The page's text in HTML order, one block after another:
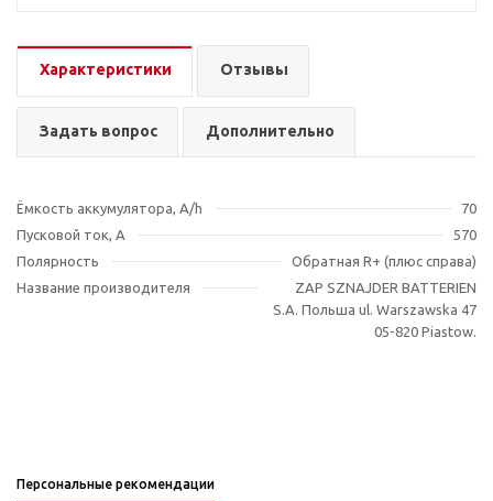
Характеристики Отзывы
Задать вопрос Дополнительно
Ёмкость аккумулятора, A/h
70
Пусковой ток, А
570
Полярность
Обратная R+ (плюс справа)
Название производителя
ZAP SZNAJDER BATTERIEN
S.A. Польша ul. Warszawska 47
05-820 Piastow.
Персональные рекомендации